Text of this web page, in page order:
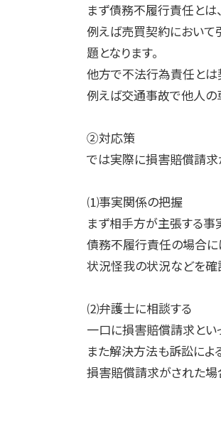
まず債務不履行責任とは
例えば売買契約において
題となります。
他方で不法行為責任とは
例えば交通事故で他人の
②対応策
では実際に損害賠償請求
⑴事実関係の把握
まず相手方が主張する事
債務不履行責任の場合に
状況怪我の状況などを確
⑵弁護士に相談する
一口に損害賠償請求とい
また解決方法も訴訟によ
損害賠償請求がされた場